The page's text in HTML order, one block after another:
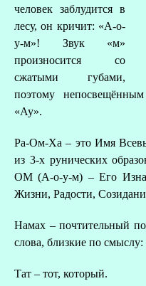
человек заблудится в
лесу, он кричит: «А-о-
у-м»! Звук «м»
произносится со
сжатыми губами,
поэтому
«Ау».
Ра-Ом-Ха – это Имя
из 3-х рунических
ОМ (А-о-у-м) – Его
Жизни, Радости,
Намах – почтительный
слова, близкие по смыслу:
Тат – тот, который.